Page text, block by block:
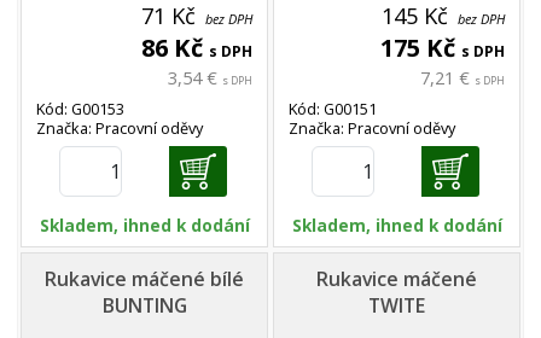
71 Kč bez DPH
86 Kč s DPH
3,54 € s DPH
Kód: G00153
Značka: Pracovní oděvy
Skladem, ihned k dodání
145 Kč bez DPH
175 Kč s DPH
7,21 € s DPH
Kód: G00151
Značka: Pracovní oděvy
Skladem, ihned k dodání
Rukavice máčené bílé
BUNTING
Rukavice máčené
TWITE